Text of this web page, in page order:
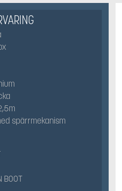
spärrmekanism
BOOT